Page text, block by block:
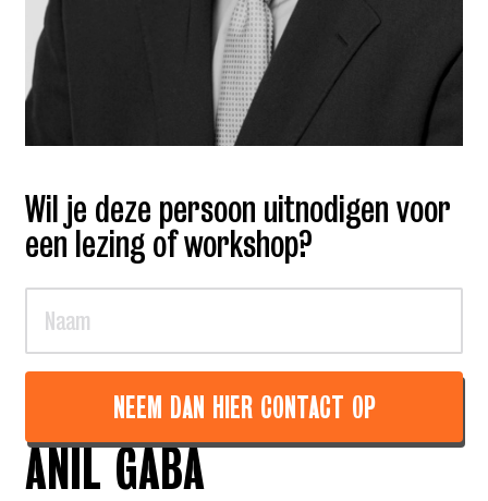
Wil je deze persoon uitnodigen voor
een lezing of workshop?
NEEM DAN HIER CONTACT OP
ANIL GABA